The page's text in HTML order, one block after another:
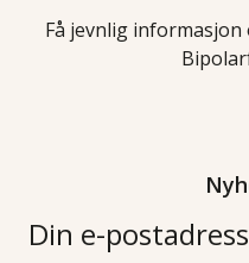
Få jevnlig
Din e-